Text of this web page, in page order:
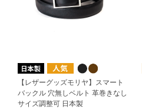
【レザーグッズモリヤ】スマート
バックル 穴無しベルト 革巻きなし
サイズ調整可 日本製